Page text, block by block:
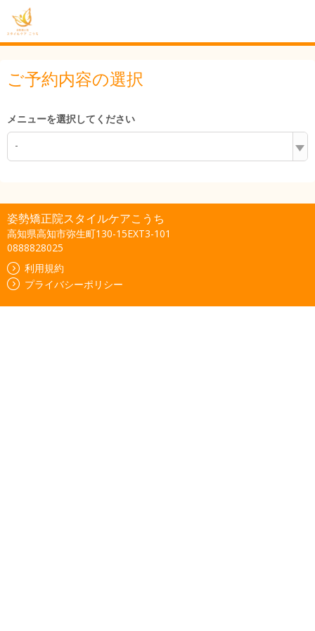
ご予約内容の選択
メニューを選択してください
-
姿勢矯正院スタイルケアこうち
高知県高知市弥生町130-15EXT3-101
0888828025
利用規約
プライバシーポリシー